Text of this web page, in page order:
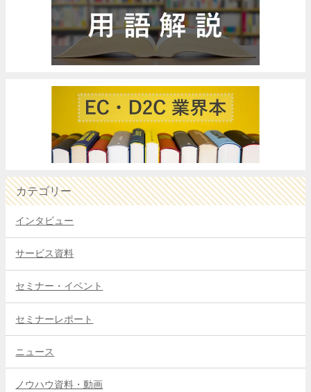
カテゴリー
インタビュー
サービス資料
セミナー・イベント
セミナーレポート
ニュース
ノウハウ資料・動画